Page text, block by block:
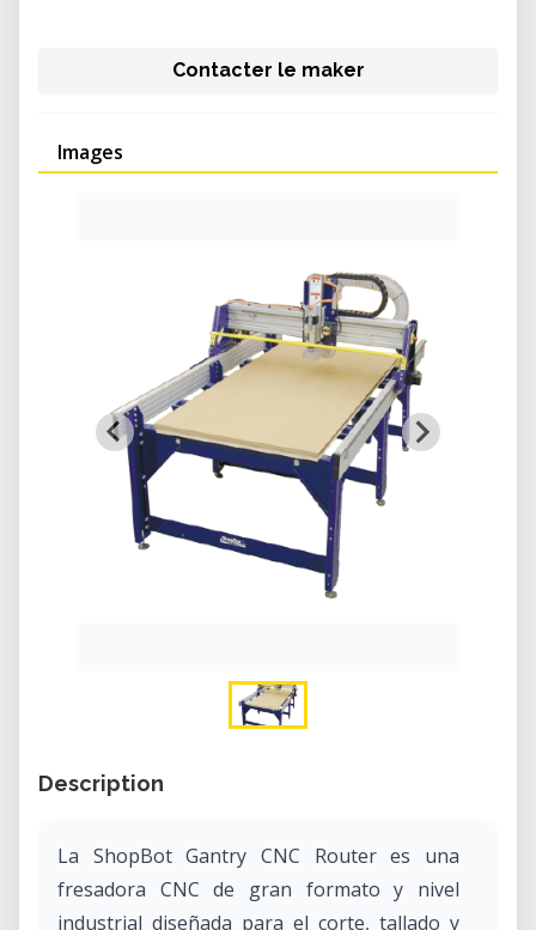
Contacter le maker
Images
Description
La ShopBot Gantry CNC Router es una
fresadora CNC de gran formato y nivel
industrial diseñada para el corte, tallado y